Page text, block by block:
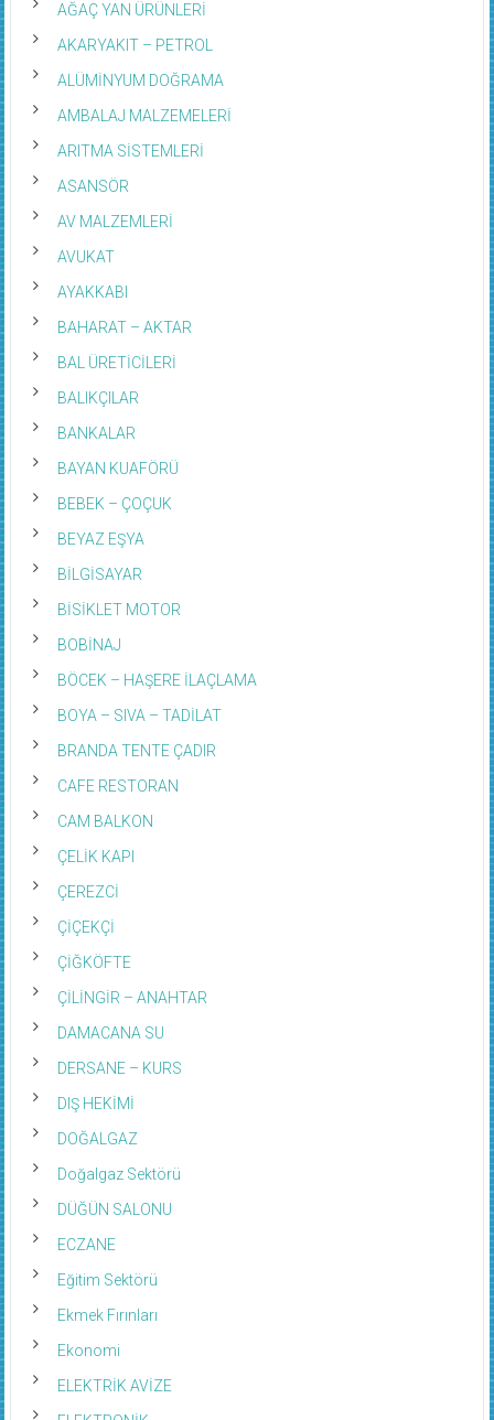
AĞAÇ YAN ÜRÜNLERİ
AKARYAKIT – PETROL
ALÜMİNYUM DOĞRAMA
AMBALAJ MALZEMELERİ
ARITMA SİSTEMLERİ
ASANSÖR
AV MALZEMLERİ
AVUKAT
AYAKKABI
BAHARAT – AKTAR
BAL ÜRETİCİLERİ
BALIKÇILAR
BANKALAR
BAYAN KUAFÖRÜ
BEBEK – ÇOÇUK
BEYAZ EŞYA
BİLGİSAYAR
BİSİKLET MOTOR
BOBİNAJ
BÖCEK – HAŞERE İLAÇLAMA
BOYA – SIVA – TADİLAT
BRANDA TENTE ÇADIR
CAFE RESTORAN
CAM BALKON
ÇELİK KAPI
ÇEREZCİ
ÇİÇEKÇİ
ÇİĞKÖFTE
ÇİLİNGİR – ANAHTAR
DAMACANA SU
DERSANE – KURS
DIŞ HEKİMİ
DOĞALGAZ
Doğalgaz Sektörü
DÜĞÜN SALONU
ECZANE
Eğitim Sektörü
Ekmek Fırınları
Ekonomi
ELEKTRİK AVİZE